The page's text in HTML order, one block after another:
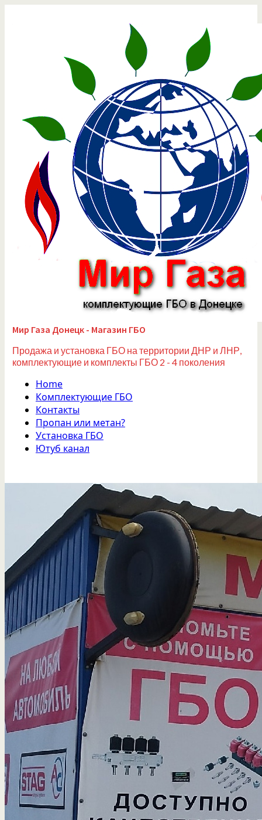
Мир Газа Донецк - Магазин ГБО
Продажа и установка ГБО на территории ДНР и ЛНР,
комплектующие и комплекты ГБО 2 - 4 поколения
Home
Комплектующие ГБО
Контакты
Пропан или метан?
Установка ГБО
Ютуб канал